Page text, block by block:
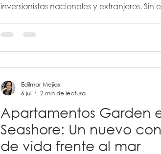
inversionistas nacionales y extranjeros. Sin
Apartamentos Garden
Seashore: Un nuevo
de vida frente al mar
Edilmar Mejías
6 jul
2 min de lectura